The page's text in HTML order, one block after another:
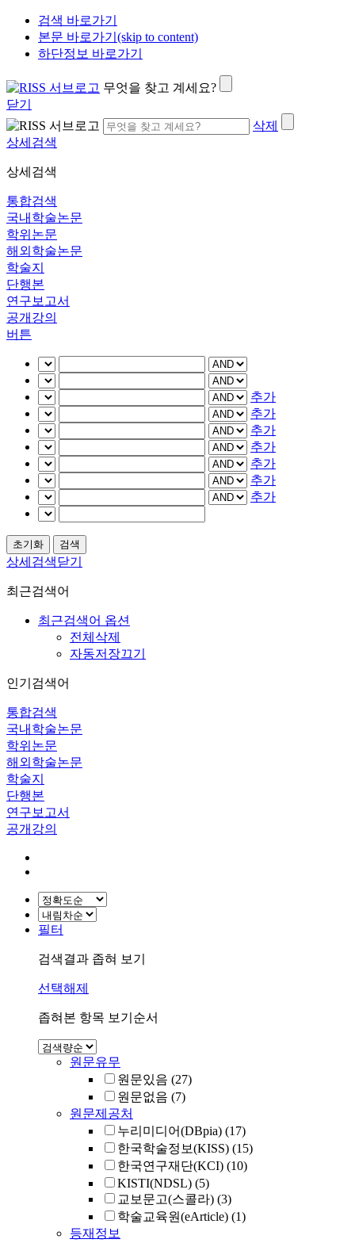
검색 바로가기
본문 바로가기(skip to content)
하단정보 바로가기
무엇을 찾고 계세요?
닫기
삭제
상세검색
상세검색
통합검색
국내학술논문
학위논문
해외학술논문
학술지
단행본
연구보고서
공개강의
버튼
추가
추가
추가
추가
추가
추가
추가
상세검색닫기
최근검색어
최근검색어 옵션
전체삭제
자동저장끄기
인기검색어
통합검색
국내학술논문
학위논문
해외학술논문
학술지
단행본
연구보고서
공개강의
필터
검색결과 좁혀 보기
선택해제
좁혀본 항목 보기순서
원문유무
원문있음 (27)
원문없음 (7)
원문제공처
누리미디어(DBpia) (17)
한국학술정보(KISS) (15)
한국연구재단(KCI) (10)
KISTI(NDSL) (5)
교보문고(스콜라) (3)
학술교육원(eArticle) (1)
등재정보